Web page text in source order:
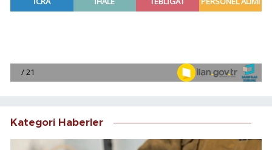
Kategori Haberler